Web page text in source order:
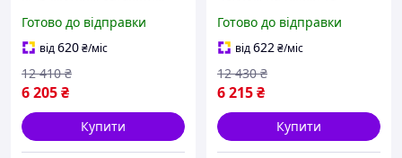
коляска з чохлом на
ніжки
Готово до відправки
від620₴/міс
6 205₴
12 410 ₴
Купити
Прогулянкова коляска з
алюмінієвою рамою
Готово до відправки
від622₴/міс
6 215₴
12 430 ₴
Купити